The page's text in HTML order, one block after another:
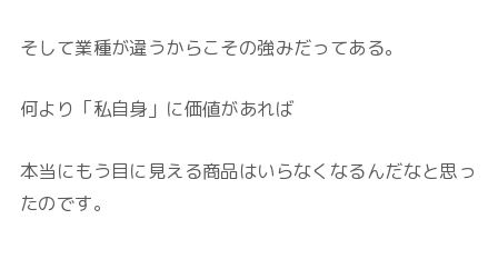
そして業種が違うからこその強みだってある。
何より「私自身」に価値があれば
本当にもう目に見える商品はいらなくなるんだなと思っ
たのです。